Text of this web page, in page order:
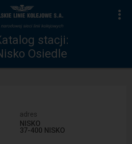
stacji:
Osiedle
adres
NISKO
37-400 NISKO